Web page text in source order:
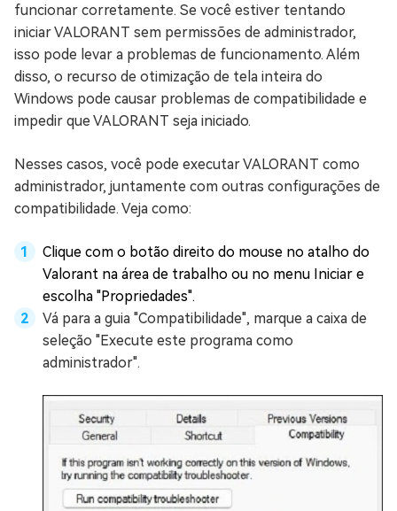
funcionar corretamente. Se você estiver tentando
iniciar VALORANT sem permissões de administrador,
isso pode levar a problemas de funcionamento. Além
disso, o recurso de otimização de tela inteira do
Windows pode causar problemas de compatibilidade e
impedir que VALORANT seja iniciado.
Nesses casos, você pode executar VALORANT como
administrador, juntamente com outras configurações de
compatibilidade. Veja como:
Clique com o botão direito do mouse no atalho do
Valorant na área de trabalho ou no menu Iniciar e
escolha "Propriedades".
Vá para a guia "Compatibilidade", marque a caixa de
seleção "Execute este programa como
administrador".